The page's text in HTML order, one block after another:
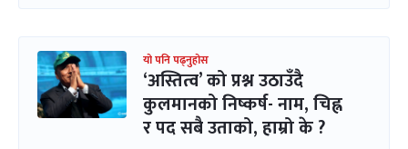
यो पनि पढ्नुहोस
‘अस्तित्व’ को प्रश्न उठाउँदै
कुलमानको निष्कर्ष- नाम, चिह्न
र पद सबै उताको, हाम्रो के ?